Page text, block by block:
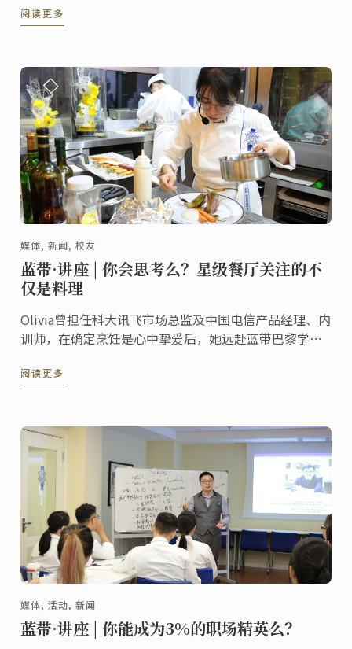
阅读更多
媒体, 新闻, 校友
蓝带·讲座 | 你会思考么？星级餐厅关注的不
仅是料理
Olivia曾担任科大讯飞市场总监及中国电信产品经理、内
训师，在确定烹饪是心中挚爱后，她远赴蓝带巴黎学习
阅读更多
媒体, 活动, 新闻
蓝带·讲座 | 你能成为3%的职场精英么？